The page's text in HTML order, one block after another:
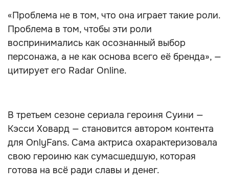
«Проблема не в том, что она играет такие роли.
Проблема в том, чтобы эти роли
воспринимались как осознанный выбор
персонажа, а не как основа всего её бренда», —
цитирует его Radar Online.
В третьем сезоне сериала героиня Суини —
Кэсси Ховард — становится автором контента
для OnlyFans. Сама актриса охарактеризовала
свою героиню как сумасшедшую, которая
готова на всё ради славы и денег.